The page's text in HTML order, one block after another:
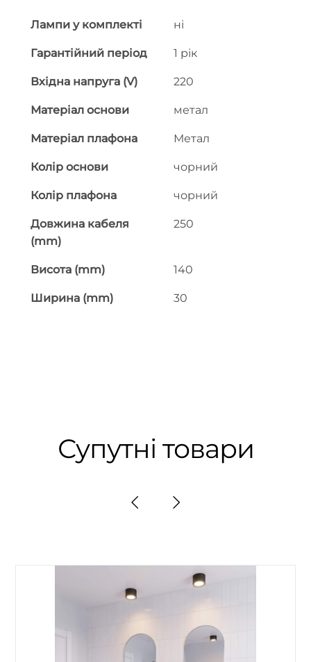
Лампи у комплекті ні
Гарантійний період 1 рік
Вхідна напруга (V) 220
Матеріал основи метал
Матеріал плафона Метал
Колір основи чорний
Колір плафона чорний
Довжина кабеля
(mm)
250
Висота (mm) 140
Ширина (mm) 30
Супутні товари